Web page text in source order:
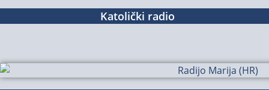
Katolički radio